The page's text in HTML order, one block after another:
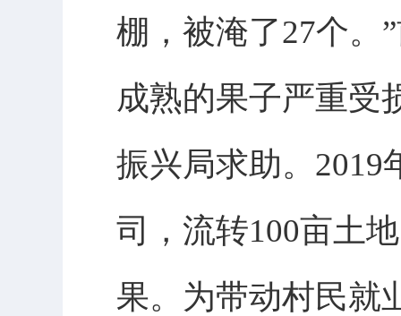
棚，被淹了27个。
成熟的果子严重受
振兴局求助。2019
司，流转100亩土
果。为带动村民就